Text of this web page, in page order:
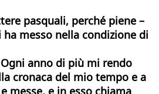
pasquali, perché piene –
messo nella condizione di
anno di più mi rendo
cronaca del mio tempo e a
messe, e in esso chiama